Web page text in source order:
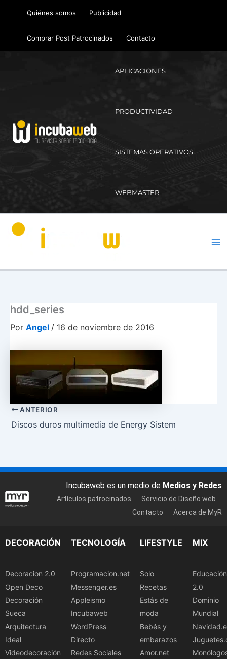
Quiénes somos Publicidad
Comprar Post Patrocinados Contacto
APLICACIONES
PRODUCTIVIDAD
SISTEMAS OPERATIVOS
WEBMASTER
hdd_series
Por Angel / 16 de noviembre de 2016
ANTERIOR
Discos duros multimedia de Energy Sistem
Incubaweb es un medio de Medios y Redes
Artículos patrocinados
Servicio de Diseño web
Contacto
Acerca de MyR
DECORACIÓN
Decoracion 2.0
Open Deco
Decoración
Sueca
Arquitectura
Ideal
Videodecoración
TECNOLOGÍA
Programacion.net
Messenger.es
Appleismo
Incubaweb
WordPress
Directo
Redes Sociales
LIFESTYLE
Solo
Recetas
Estás de
moda
Bebés y
embarazos
Amor.net
MIX
Educación
2.0
Dominio
Mundial